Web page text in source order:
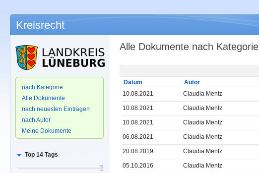
Kreisrecht
nach Kategorie
Alle Dokumente
nach neuesten Einträgen
nach Autor
Meine Dokumente
Top 14 Tags
Alle Dokumente nach Kategorie
Datum Autor
10.08.2021
Claudia Mentz
10.08.2021 Claudia Mentz
10.08.2021 Claudia Mentz
06.08.2021 Claudia Mentz
20.08.2019 Claudia Mentz
05.10.2016 Claudia Mentz